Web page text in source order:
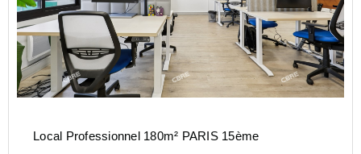
Local Professionnel 180m² PARIS 15ème